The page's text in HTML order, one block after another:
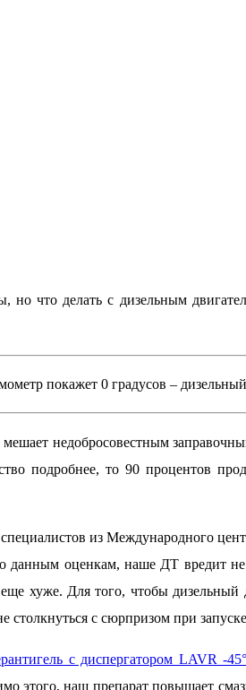
что делать с дизельным
покажет 0 градусов –
недобросовестным
подробнее, то 90 процентов
из Международного
оценкам, наше ДТ вредит
хуже. Для того, чтобы дизельный
с сюрпризом при
с диспергатором LAVR -
этого, наш препарат повышает